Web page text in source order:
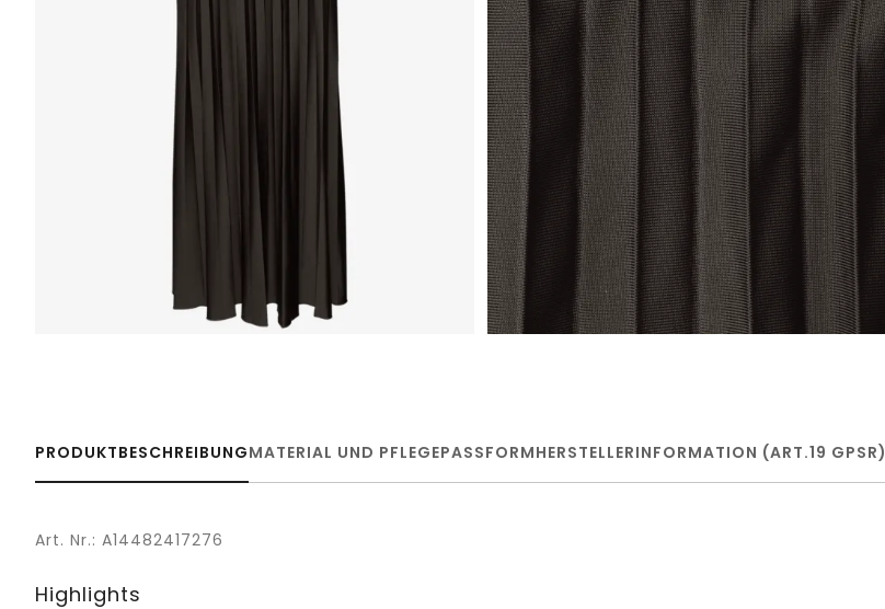
PRODUKTBESCHREIBUNGMATERIAL UND PFLEGEPASSFORMHERSTELLERINFORMATION (ART.19 GPSR)
Art. Nr.: A14482417276
Highlights